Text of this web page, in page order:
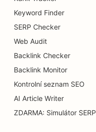
Keyword Finder
SERP Checker
Web Audit
Backlink Checker
Backlink Monitor
Kontrolní seznam SEO
AI Article Writer
ZDARMA: Simulátor SERP